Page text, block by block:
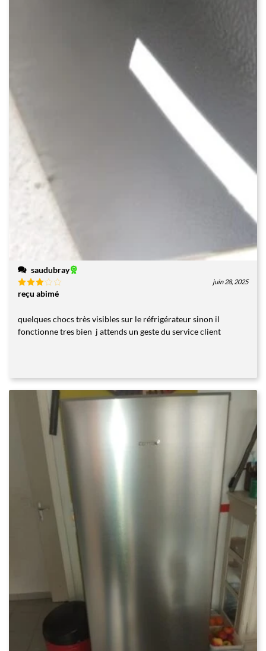
saudubray
Note
juin 28, 2025
reçu abimé
quelques chocs très visibles sur le réfrigérateur sinon il
fonctionne tres bien j attends un geste du service client